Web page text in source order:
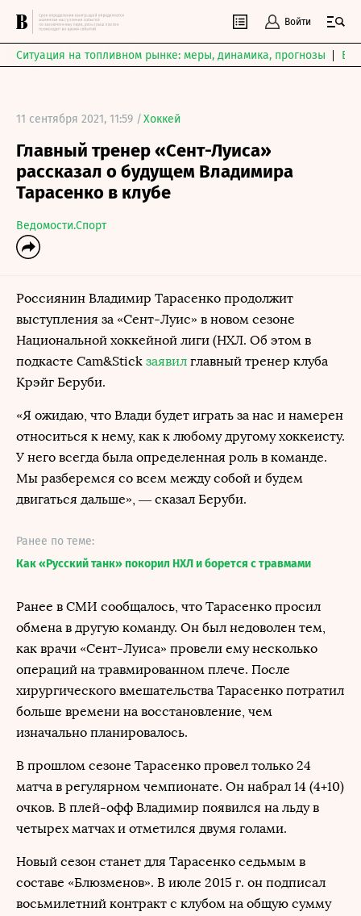
Войти
Ситуация на топливном рынке: меры, динамика, прогнозы
11 сентября 2021, 11:59 /Хоккей
Главный тренер «Сент-Луиса»
рассказал о будущем Владимира
Тарасенко в клубе
Ведомости.Спорт
Россиянин Владимир Тарасенко продолжит
выступления за «Сент-Луис» в новом сезоне
Национальной хоккейной лиги (НХЛ. Об этом в
подкасте Cam&Stick заявил главный тренер клуба
Крэйг Беруби.
«Я ожидаю, что Влади будет играть за нас и намерен
относиться к нему, как к любому другому хоккеисту.
У него всегда была определенная роль в команде.
Мы разберемся со всем между собой и будем
двигаться дальше», — сказал Беруби.
Ранее по теме:
Как «Русский танк» покорил НХЛ и борется с травмами
Ранее в СМИ сообщалось, что Тарасенко просил
обмена в другую команду. Он был недоволен тем,
как врачи «Сент-Луиса» провели ему несколько
операций на травмированном плече. После
хирургического вмешательства Тарасенко потратил
больше времени на восстановление, чем
изначально планировалось.
В прошлом сезоне Тарасенко провел только 24
матча в регулярном чемпионате. Он набрал 14 (4+10)
очков. В плей-офф Владимир появился на льду в
четырех матчах и отметился двумя голами.
Новый сезон станет для Тарасенко седьмым в
составе «Блюзменов». В июле 2015 г. он подписал
восьмилетний контракт с клубом на общую сумму